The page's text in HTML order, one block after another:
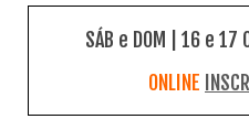
SÁB e DOM | 16 e
ONLINE